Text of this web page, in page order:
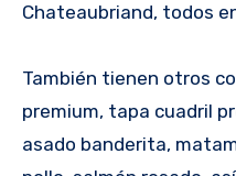
Chateaubriand, todos
También tienen otros
premium, tapa cuadril
asado banderita,